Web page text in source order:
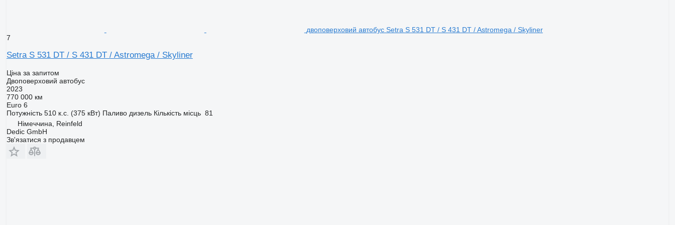
двоповерховий автобус Setra S 531 DT / S 431 DT / Astromega / Skyliner
7
Setra S 531 DT / S 431 DT / Astromega / Skyliner
Ціна за запитом
Двоповерховий автобус
2023
770 000 км
Euro 6
Потужність 510 к.с. (375 кВт) Паливо дизель Кількість місць 81
Німеччина, Reinfeld
Dedic GmbH
Зв'язатися з продавцем